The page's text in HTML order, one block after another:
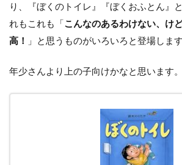
り、『ぼくのトイレ』『ぼくおふとん』
れもこれも「こんなのあるわけない、け
高！
」と思うものがいろいろと登場します
年少さんより上の子向けかなと思います。